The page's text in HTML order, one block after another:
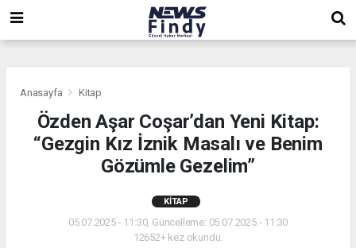
Anasayfa Kitap
Özden Aşar Coşar’dan Yeni Kitap:
“Gezgin Kız İznik Masalı ve Benim
Gözümle Gezelim”
KITAP
05.07.2025 - 11:30, Güncelleme: 05.07.2025 - 11:30
12652+ kez okundu.